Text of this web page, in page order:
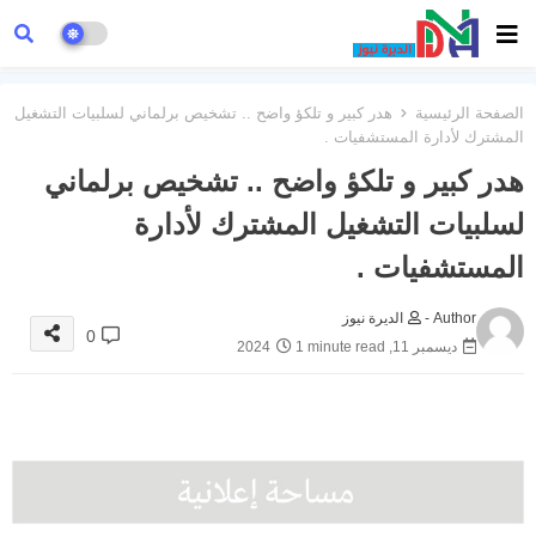
الصفحة الرئيسية
هدر كبير و تلكؤ واضح .. تشخيص برلماني لسلبيات التشغيل
المشترك لأدارة المستشفيات .
هدر كبير و تلكؤ واضح .. تشخيص برلماني
لسلبيات التشغيل المشترك لأدارة
المستشفيات .
Author -
الديرة نيوز
ديسمبر 11, 2024
1 minute read
0